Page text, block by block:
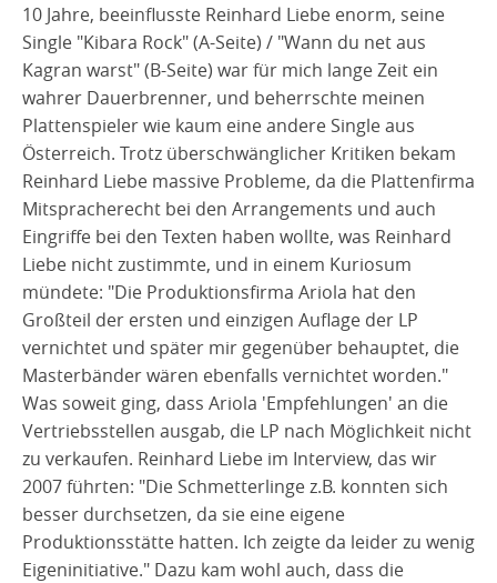
10 Jahre, beeinflusste Reinhard Liebe enorm, seine
Single "Kibara Rock" (A-Seite) / "Wann du net aus
Kagran warst" (B-Seite) war für mich lange Zeit ein
wahrer Dauerbrenner, und beherrschte meinen
Plattenspieler wie kaum eine andere Single aus
Österreich. Trotz überschwänglicher Kritiken bekam
Reinhard Liebe massive Probleme, da die Plattenfirma
Mitspracherecht bei den Arrangements und auch
Eingriffe bei den Texten haben wollte, was Reinhard
Liebe nicht zustimmte, und in einem Kuriosum
mündete: "Die Produktionsfirma Ariola hat den
Großteil der ersten und einzigen Auflage der LP
vernichtet und später mir gegenüber behauptet, die
Masterbänder wären ebenfalls vernichtet worden."
Was soweit ging, dass Ariola 'Empfehlungen' an die
Vertriebsstellen ausgab, die LP nach Möglichkeit nicht
zu verkaufen. Reinhard Liebe im Interview, das wir
2007 führten: "Die Schmetterlinge z.B. konnten sich
besser durchsetzen, da sie eine eigene
Produktionsstätte hatten. Ich zeigte da leider zu wenig
Eigeninitiative." Dazu kam wohl auch, dass die